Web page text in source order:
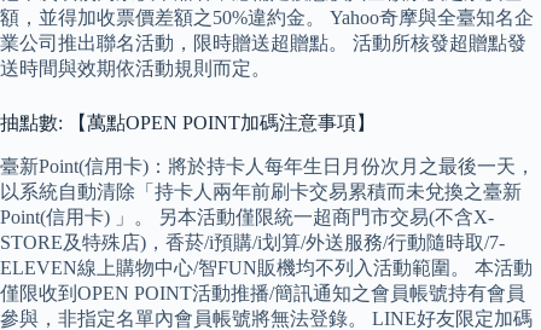
額，並得加收票價差額之50%違約金。 Yahoo奇摩與全臺知名企
業公司推出聯名活動，限時贈送超贈點。 活動所核發超贈點發
送時間與效期依活動規則而定。
抽點數: 【萬點OPEN POINT加碼注意事項】
臺新Point(信用卡)：將於持卡人每年生日月份次月之最後一天，
以系統自動清除「持卡人兩年前刷卡交易累積而未兌換之臺新
Point(信用卡) 」。 另本活動僅限統一超商門市交易(不含X-
STORE及特殊店)，香菸/i預購/i划算/外送服務/行動隨時取/7-
ELEVEN線上購物中心/智FUN販機均不列入活動範圍。 本活動
僅限收到OPEN POINT活動推播/簡訊通知之會員帳號持有會員
參與，非指定名單內會員帳號將無法登錄。 LINE好友限定加碼